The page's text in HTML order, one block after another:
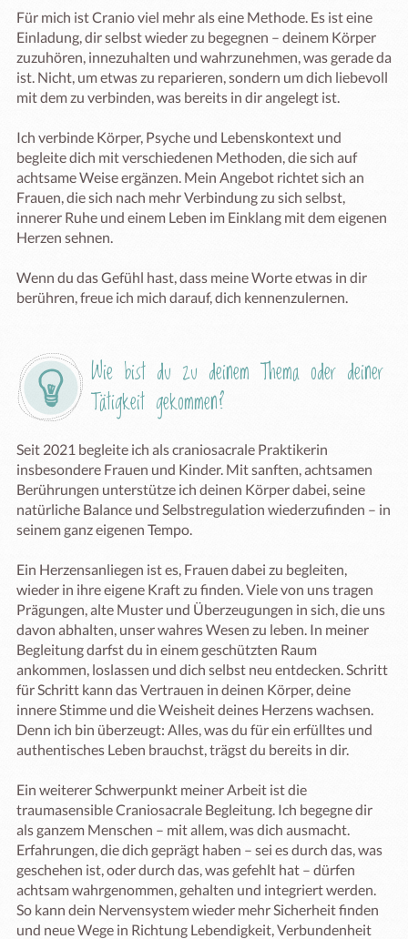
Für mich ist Cranio viel mehr als eine Methode. Es ist eine
Einladung, dir selbst wieder zu begegnen – deinem Körper
zuzuhören, innezuhalten und wahrzunehmen, was gerade da
ist. Nicht, um etwas zu reparieren, sondern um dich liebevoll
mit dem zu verbinden, was bereits in dir angelegt ist.
Ich verbinde Körper, Psyche und Lebenskontext und
begleite dich mit verschiedenen Methoden, die sich auf
achtsame Weise ergänzen. Mein Angebot richtet sich an
Frauen, die sich nach mehr Verbindung zu sich selbst,
innerer Ruhe und einem Leben im Einklang mit dem eigenen
Herzen sehnen.
Wenn du das Gefühl hast, dass meine Worte etwas in dir
berühren, freue ich mich darauf, dich kennenzulernen.
Wie bist du zu deinem Thema oder deiner
Tätigkeit gekommen?
Seit 2021 begleite ich als craniosacrale Praktikerin
insbesondere Frauen und Kinder. Mit sanften, achtsamen
Berührungen unterstütze ich deinen Körper dabei, seine
natürliche Balance und Selbstregulation wiederzufinden – in
seinem ganz eigenen Tempo.
Ein Herzensanliegen ist es, Frauen dabei zu begleiten,
wieder in ihre eigene Kraft zu finden. Viele von uns tragen
Prägungen, alte Muster und Überzeugungen in sich, die uns
davon abhalten, unser wahres Wesen zu leben. In meiner
Begleitung darfst du in einem geschützten Raum
ankommen, loslassen und dich selbst neu entdecken. Schritt
für Schritt kann das Vertrauen in deinen Körper, deine
innere Stimme und die Weisheit deines Herzens wachsen.
Denn ich bin überzeugt: Alles, was du für ein erfülltes und
authentisches Leben brauchst, trägst du bereits in dir.
Ein weiterer Schwerpunkt meiner Arbeit ist die
traumasensible Craniosacrale Begleitung. Ich begegne dir
als ganzem Menschen – mit allem, was dich ausmacht.
Erfahrungen, die dich geprägt haben – sei es durch das, was
geschehen ist, oder durch das, was gefehlt hat – dürfen
achtsam wahrgenommen, gehalten und integriert werden.
So kann dein Nervensystem wieder mehr Sicherheit finden
und neue Wege in Richtung Lebendigkeit, Verbundenheit